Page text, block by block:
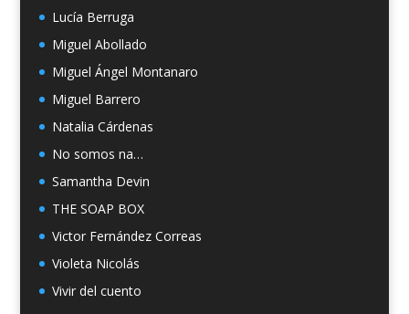
Lucía Berruga
Miguel Abollado
Miguel Ángel Montanaro
Miguel Barrero
Natalia Cárdenas
No somos na…
Samantha Devin
THE SOAP BOX
Victor Fernández Correas
Violeta Nicolás
Vivir del cuento